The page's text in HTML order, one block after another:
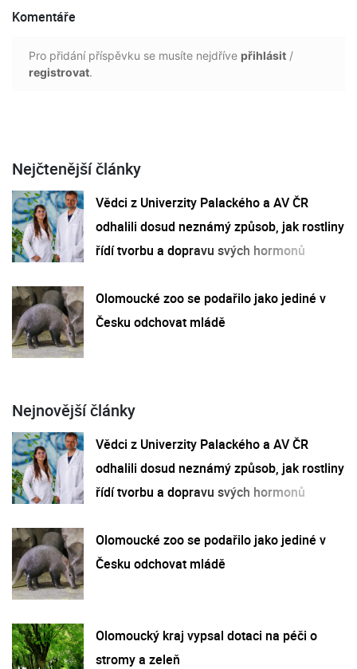
Komentáře
Pro přidání příspěvku se musíte nejdříve přihlásit /
registrovat.
Nejčtenější články
Vědci z Univerzity Palackého a AV ČR
odhalili dosud neznámý způsob, jak rostliny
řídí tvorbu a dopravu svých hormonů
Olomoucké zoo se podařilo jako jediné v
Česku odchovat mládě
Nejnovější články
Vědci z Univerzity Palackého a AV ČR
odhalili dosud neznámý způsob, jak rostliny
řídí tvorbu a dopravu svých hormonů
Olomoucké zoo se podařilo jako jediné v
Česku odchovat mládě
Olomoucký kraj vypsal dotaci na péči o
stromy a zeleň